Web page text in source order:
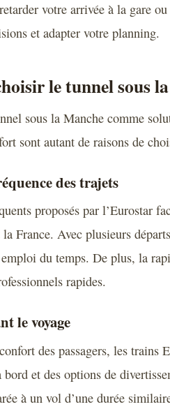
votre arrivée à la gare
et adapter votre planning.
le tunnel sous
sous la Manche comme
sont autant de raisons de
des trajets
proposés par l’Eurostar
France. Avec plusieurs
emploi du temps. De plus, la
rapides.
le voyage
des passagers, les trains
bord et des options de
à un vol d’une durée